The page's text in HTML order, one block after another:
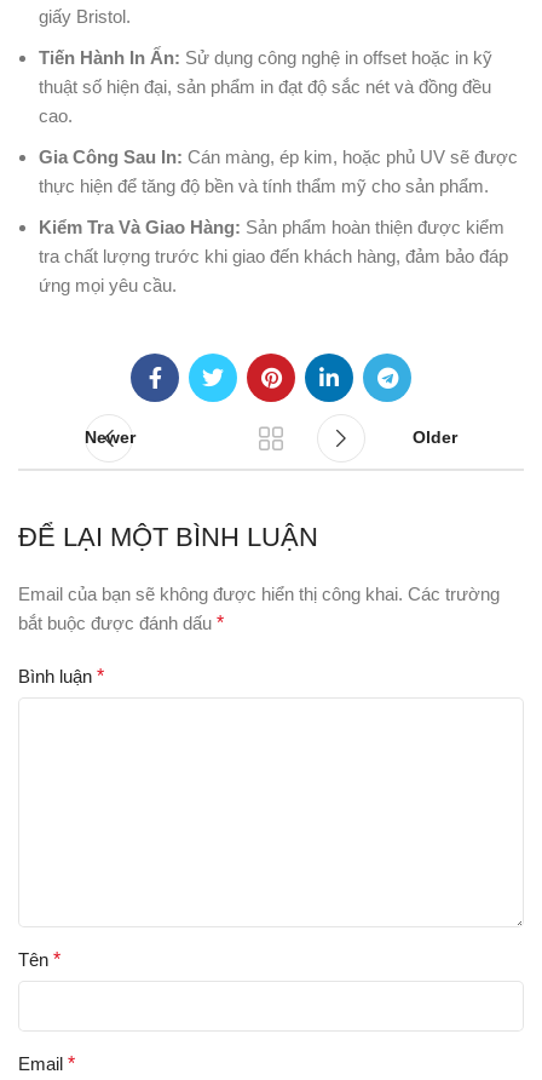
giấy Bristol.
Tiến Hành In Ấn: Sử dụng công nghệ in offset hoặc in kỹ
thuật số hiện đại, sản phẩm in đạt độ sắc nét và đồng đều
cao.
Gia Công Sau In: Cán màng, ép kim, hoặc phủ UV sẽ được
thực hiện để tăng độ bền và tính thẩm mỹ cho sản phẩm.
Kiểm Tra Và Giao Hàng: Sản phẩm hoàn thiện được kiểm
tra chất lượng trước khi giao đến khách hàng, đảm bảo đáp
ứng mọi yêu cầu.
Newer Older
ĐỂ LẠI MỘT BÌNH LUẬN
Email của bạn sẽ không được hiển thị công khai. Các trường
bắt buộc được đánh dấu *
Bình luận *
Tên *
Email *